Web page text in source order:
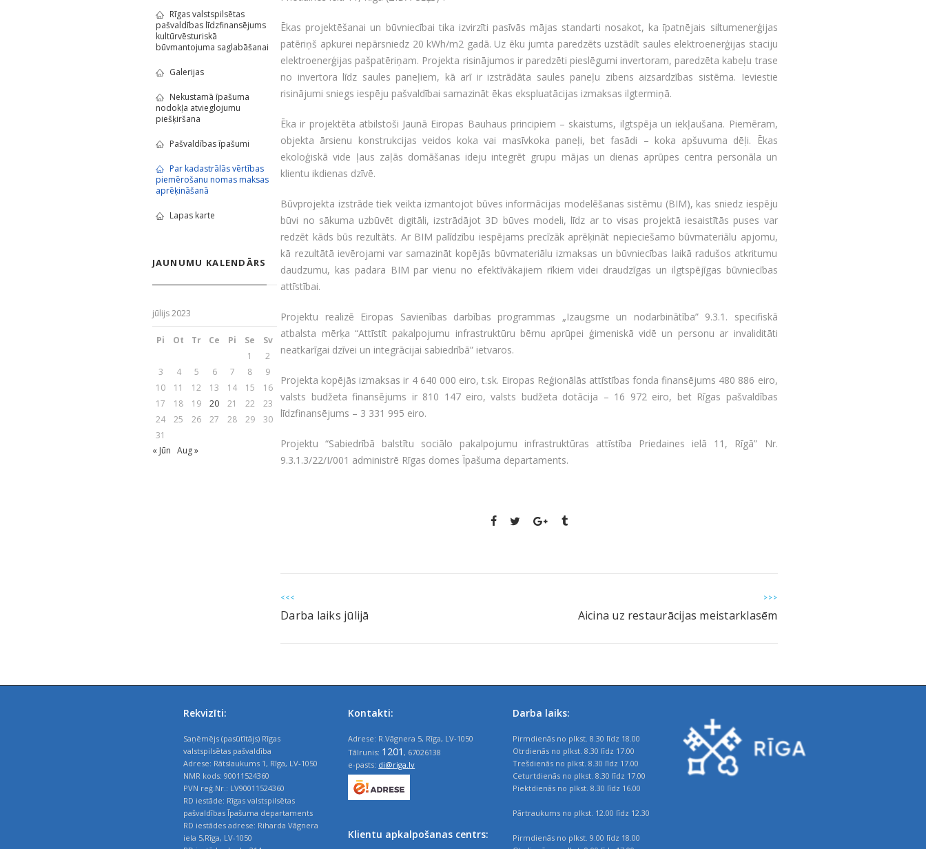
Ēkas projektēšanai un būvniecībai tika izvirzīti pasīvās mājas standarti nosakot, ka īpatnējais siltumenerģijas
patēriņš apkurei nepārsniedz 20 kWh/m2 gadā. Uz ēku jumta paredzēts uzstādīt saules elektroenerģijas staciju
elektroenerģijas pašpatēriņam. Projekta risinājumos ir paredzēti pieslēgumi invertoram, paredzēta kabeļu trase
no invertora līdz saules paneļiem, kā arī ir izstrādāta saules paneļu zibens aizsardzības sistēma. Ieviestie
risinājumi sniegs iespēju pašvaldībai samazināt ēkas ekspluatācijas izmaksas ilgtermiņā.
Ēka ir projektēta atbilstoši Jaunā Eiropas Bauhaus principiem – skaistums, ilgtspēja un iekļaušana. Piemēram,
objekta ārsienu konstrukcijas veidos koka vai masīvkoka paneļi, bet fasādi – koka apšuvuma dēļi. Ēkas
ekoloģiskā vide ļaus zaļās domāšanas ideju integrēt grupu mājas un dienas aprūpes centra personāla un
klientu ikdienas dzīvē.
Būvprojekta izstrāde tiek veikta izmantojot būves informācijas modelēšanas sistēmu (BIM), kas sniedz iespēju
būvi no sākuma uzbūvēt digitāli, izstrādājot 3D būves modeli, līdz ar to visas projektā iesaistītās puses var
redzēt kāds būs rezultāts. Ar BIM palīdzību iespējams precīzāk aprēķināt nepieciešamo būvmateriālu apjomu,
kā rezultātā ievērojami var samazināt kopējās būvmateriālu izmaksas un būvniecības laikā radušos atkritumu
daudzumu, kas padara BIM par vienu no efektīvākajiem rīkiem videi draudzīgas un ilgtspējīgas būvniecības
attīstībai.
Projektu realizē Eiropas Savienības darbības programmas „Izaugsme un nodarbinātība” 9.3.1. specifiskā
atbalsta mērķa “Attīstīt pakalpojumu infrastruktūru bērnu aprūpei ģimeniskā vidē un personu ar invaliditāti
neatkarīgai dzīvei un integrācijai sabiedrībā” ietvaros.
Projekta kopējās izmaksas ir 4 640 000 eiro, t.sk. Eiropas Reģionālās attīstības fonda finansējums 480 886 eiro,
valsts budžeta finansējums ir 810 147 eiro, valsts budžeta dotācija – 16 972 eiro, bet Rīgas pašvaldības
līdzfinansējums – 3 331 995 eiro.
Projektu “Sabiedrībā balstītu sociālo pakalpojumu infrastruktūras attīstība Priedaines ielā 11, Rīgā” Nr.
9.3.1.3/22/I/001 administrē Rīgas domes Īpašuma departaments.
<<<
Darba laiks jūlijā
>>>
Aicina uz restaurācijas meistarklasēm
Rīgas valstspilsētas
pašvaldības līdzfinansējums
kultūrvēsturiskā
būvmantojuma saglabāšanai
Galerijas
Nekustamā īpašuma
nodokļa atvieglojumu
piešķiršana
Pašvaldības īpašumi
Par kadastrālās vērtības
piemērošanu nomas maksas
aprēķināšanā
Lapas karte
JAUNUMU KALENDĀRS
jūlijs 2023
Pi Ot Tr Ce Pi Se
Sv
1
2
3
4 5 6 7 8
9
10
11 12 13 14 15
16
17
18 19 20 21 22
23
24
25 26 27 28 29
30
31
« Jūn Aug »
Rekvizīti:
Saņēmējs (pasūtītājs) Rīgas
valstspilsētas pašvaldība
Adrese: Rātslaukums 1, Rīga, LV-1050
NMR kods: 90011524360
PVN reģ.Nr.: LV90011524360
RD iestāde: Rīgas valstspilsētas
pašvaldības Īpašuma departaments
RD iestādes adrese: Riharda Vāgnera
iela 5,Rīga, LV-1050
Kontakti:
Adrese: R.Vāgnera 5, Rīga, LV-1050
Tālrunis: 1201 , 67026138
e-pasts: di@riga.lv
Klientu apkalpošanas centrs:
Darba laiks:
Pirmdienās no plkst. 8.30 līdz 18.00
Otrdienās no plkst. 8.30 līdz 17.00
Trešdienās no plkst. 8.30 līdz 17.00
Ceturtdienās no plkst. 8.30 līdz 17.00
Piektdienās no plkst. 8.30 līdz 16.00
Pārtraukums no plkst. 12.00 līdz 12.30
Pirmdienās no plkst. 9.00 līdz 18.00